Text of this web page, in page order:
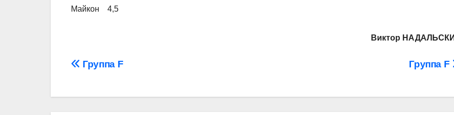
Майкон 4,5
Виктор
Навігація
Группа F
Группа F